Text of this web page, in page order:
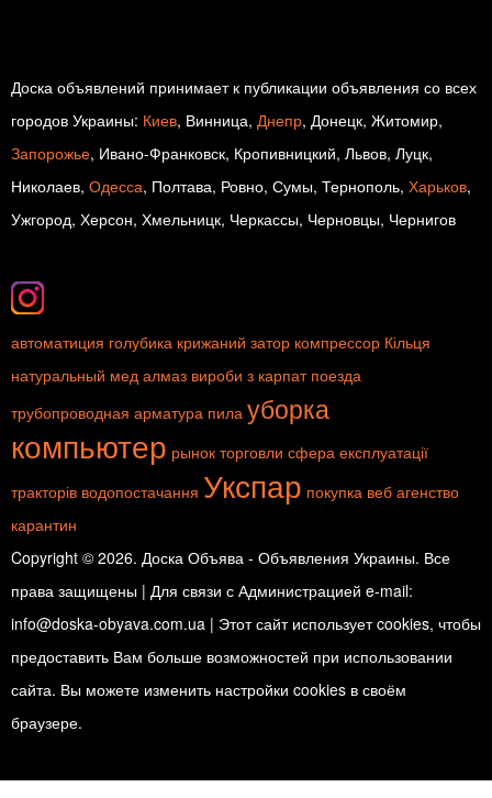
Доска объявлений принимает к публикации объявления со всех
городов Украины: Киев, Винница, Днепр, Донецк, Житомир,
Запорожье, Ивано-Франковск, Кропивницкий, Львов, Луцк,
Николаев, Одесса, Полтава, Ровно, Сумы, Тернополь, Харьков,
Ужгород, Херсон, Хмельницк, Черкассы, Черновцы, Чернигов
автоматиция голубика крижаний затор компрессор Кільця
натуральный мед алмаз вироби з карпат поезда
трубопроводная арматура пила уборка
компьютер рынок торговли сфера експлуатації
тракторів водопостачання Укспар покупка веб агенство
карантин
Copyright © 2026. Доска Объява - Объявления Украины. Все
права защищены | Для связи с Администрацией e-mail:
info@doska-obyava.com.ua | Этот сайт использует cookies, чтобы
предоставить Вам больше возможностей при использовании
сайта. Вы можете изменить настройки cookies в своём
браузере.